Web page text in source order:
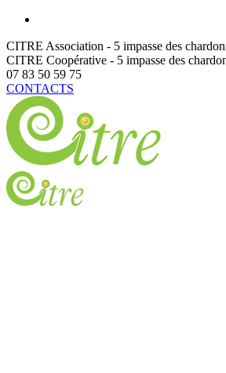
CITRE Association - 5 impasse des
CITRE Coopérative - 5 impasse des
07 83 50 59 75
CONTACTS